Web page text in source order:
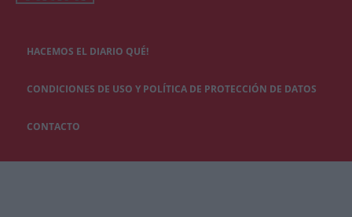
HACEMOS EL DIARIO QUÉ!
CONDICIONES DE USO Y POLÍTICA DE PROTECCIÓN DE DATOS
CONTACTO